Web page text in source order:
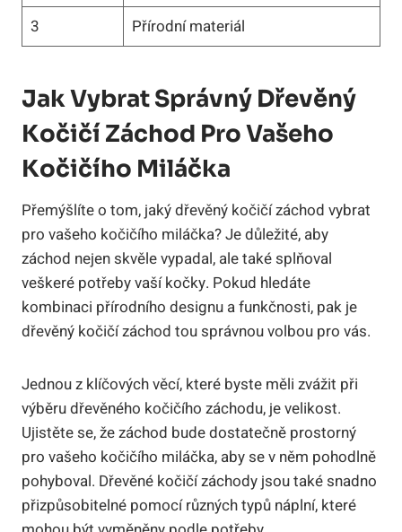
3
Přírodní materiál
Jak Vybrat Správný Dřevěný
Kočičí Záchod Pro Vašeho
Kočičího Miláčka
Přemýšlíte o tom, jaký dřevěný kočičí záchod vybrat
pro vašeho kočičího miláčka? Je důležité, aby
záchod nejen skvěle vypadal, ale také splňoval
veškeré potřeby vaší kočky. Pokud hledáte
kombinaci přírodního designu a funkčnosti, pak je
dřevěný kočičí záchod tou správnou volbou pro vás.
Jednou z klíčových věcí, které byste měli zvážit při
výběru dřevěného kočičího záchodu, je velikost.
Ujistěte se, že záchod bude dostatečně prostorný
pro vašeho kočičího miláčka, aby se v něm pohodlně
pohyboval. Dřevěné kočičí záchody jsou také snadno
přizpůsobitelné pomocí různých typů náplní, které